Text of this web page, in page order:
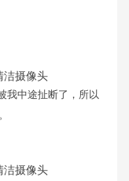
我中途扯断了，所以